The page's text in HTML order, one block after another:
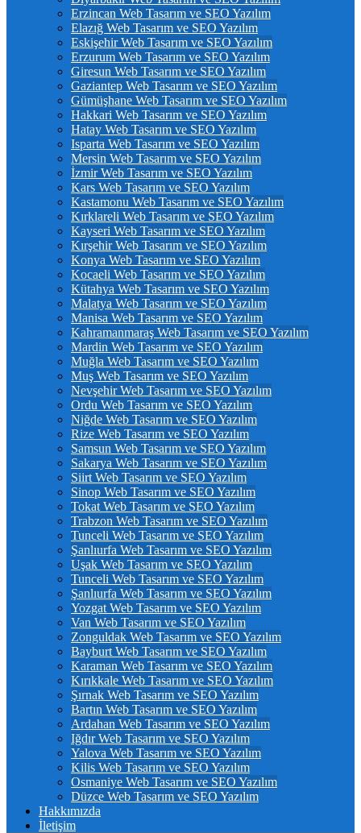
Erzincan Web Tasarım ve SEO Yazılım
Elazığ Web Tasarım ve SEO Yazılım
Eskişehir Web Tasarım ve SEO Yazılım
Erzurum Web Tasarım ve SEO Yazılım
Giresun Web Tasarım ve SEO Yazılım
Gaziantep Web Tasarım ve SEO Yazılım
Gümüşhane Web Tasarım ve SEO Yazılım
Hakkari Web Tasarım ve SEO Yazılım
Hatay Web Tasarım ve SEO Yazılım
Isparta Web Tasarım ve SEO Yazılım
Mersin Web Tasarım ve SEO Yazılım
İzmir Web Tasarım ve SEO Yazılım
Kars Web Tasarım ve SEO Yazılım
Kastamonu Web Tasarım ve SEO Yazılım
Kırklareli Web Tasarım ve SEO Yazılım
Kayseri Web Tasarım ve SEO Yazılım
Kırşehir Web Tasarım ve SEO Yazılım
Konya Web Tasarım ve SEO Yazılım
Kocaeli Web Tasarım ve SEO Yazılım
Kütahya Web Tasarım ve SEO Yazılım
Malatya Web Tasarım ve SEO Yazılım
Manisa Web Tasarım ve SEO Yazılım
Kahramanmaraş Web Tasarım ve SEO Yazılım
Mardin Web Tasarım ve SEO Yazılım
Muğla Web Tasarım ve SEO Yazılım
Muş Web Tasarım ve SEO Yazılım
Nevşehir Web Tasarım ve SEO Yazılım
Ordu Web Tasarım ve SEO Yazılım
Niğde Web Tasarım ve SEO Yazılım
Rize Web Tasarım ve SEO Yazılım
Samsun Web Tasarım ve SEO Yazılım
Sakarya Web Tasarım ve SEO Yazılım
Siirt Web Tasarım ve SEO Yazılım
Sinop Web Tasarım ve SEO Yazılım
Tokat Web Tasarım ve SEO Yazılım
Trabzon Web Tasarım ve SEO Yazılım
Tunceli Web Tasarım ve SEO Yazılım
Şanlıurfa Web Tasarım ve SEO Yazılım
Uşak Web Tasarım ve SEO Yazılım
Tunceli Web Tasarım ve SEO Yazılım
Şanlıurfa Web Tasarım ve SEO Yazılım
Yozgat Web Tasarım ve SEO Yazılım
Van Web Tasarım ve SEO Yazılım
Zonguldak Web Tasarım ve SEO Yazılım
Bayburt Web Tasarım ve SEO Yazılım
Karaman Web Tasarım ve SEO Yazılım
Kırıkkale Web Tasarım ve SEO Yazılım
Şırnak Web Tasarım ve SEO Yazılım
Bartın Web Tasarım ve SEO Yazılım
Ardahan Web Tasarım ve SEO Yazılım
Iğdır Web Tasarım ve SEO Yazılım
Yalova Web Tasarım ve SEO Yazılım
Kilis Web Tasarım ve SEO Yazılım
Osmaniye Web Tasarım ve SEO Yazılım
Düzce Web Tasarım ve SEO Yazılım
Hakkımızda
İletişim